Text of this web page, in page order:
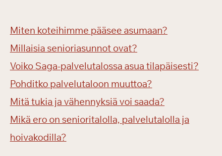
Miten koteihimme pääsee asumaan?
Millaisia senioriasunnot ovat?
Voiko Saga-palvelutalossa asua tilapäisesti?
Pohditko palvelutaloon muuttoa?
Mitä tukia ja vähennyksiä voi saada?
Mikä ero on senioritalolla, palvelutalolla ja
hoivakodilla?